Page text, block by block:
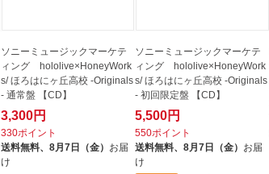
ソニーミュージックマーケテ
ィング hololive×HoneyWork
s/ ほろはにヶ丘高校 -Originals
- 通常盤 【CD】
3,300円
330ポイント
送料無料、 8月7日（金） お届
け
ソニーミュージックマーケテ
ィング hololive×HoneyWork
s/ ほろはにヶ丘高校 -Originals
- 初回限定盤 【CD】
5,500円
550ポイント
送料無料、8月7日（金） お届
け